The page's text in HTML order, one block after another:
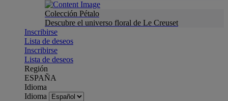
Colección Pétalo
Descubre el universo floral de Le Creuset
Inscribirse
Lista de deseos
Inscribirse
Lista de deseos
Región
ESPAÑA
Idioma
Idioma